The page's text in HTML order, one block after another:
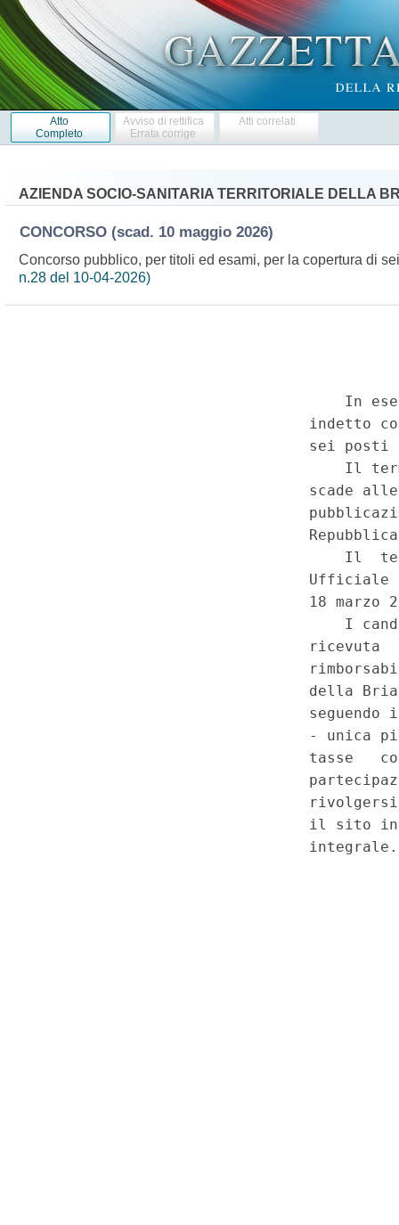
Atto
Completo
Avviso di rettifica
Errata corrige
Atti correlati
AZIENDA SOCIO-SANITARIA TERRITORIALE DELLA
CONCORSO (scad. 10 maggio 2026)
Concorso pubblico, per titoli ed esami, per la copertura di
n.28 del 10-04-2026)